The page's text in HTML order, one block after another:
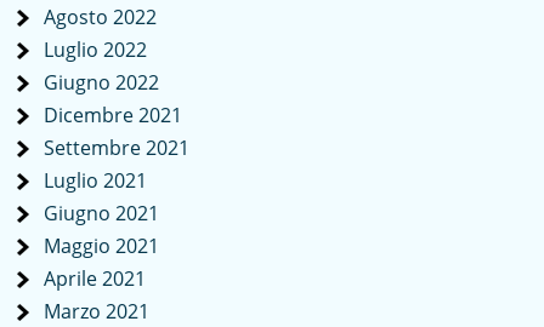
Agosto 2022
Luglio 2022
Giugno 2022
Dicembre 2021
Settembre 2021
Luglio 2021
Giugno 2021
Maggio 2021
Aprile 2021
Marzo 2021